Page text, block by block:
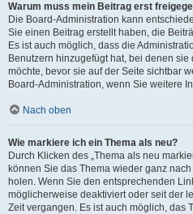
Warum muss mein Beitrag erst
Die Board-Administration kann
Sie einen Beitrag erstellt haben, die
Es ist auch möglich, dass die
Benutzern hinzugefügt hat, bei denen
möchte, bevor sie auf der Seite sichtbar
Board-Administration, wenn Sie weitere
Nach oben
Wie markiere ich ein Thema als neu?
Durch Klicken des „Thema als neu
können Sie das Thema wieder ganz
holen. Wenn Sie den entsprechenden
möglicherweise deaktiviert oder seit der
Zeit vergangen. Es ist auch möglich, das